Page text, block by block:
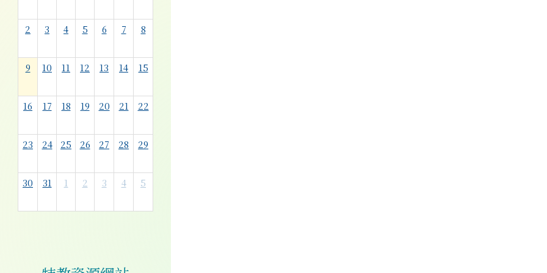
2 3 4 5 6 7 8
9 10 11 12 13 14 15
16 17 18 19 20 21 22
23 24 25 26 27 28 29
30 31 1 2 3 4 5